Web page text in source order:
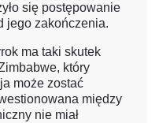
się postępowanie
jego zakończenia.
ma taki skutek
który
może zostać
między
nie miał